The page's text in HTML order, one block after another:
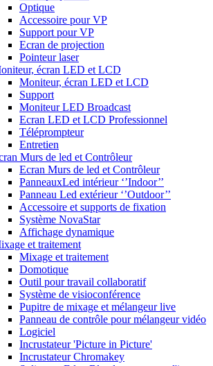
Optique
Accessoire pour VP
Support pour VP
Ecran de projection
Pointeur laser
écran LED et LCD
Moniteur, écran LED et LCD
Support
Moniteur LED Broadcast
Ecran LED et LCD Professionnel
Téléprompteur
Entretien
Murs de led et Contrôleur
Ecran Murs de led et Contrôleur
PanneauxLed intérieur ‘’Indoor’’
Panneau Led extérieur ‘’Outdoor’’
Accessoire et supports de fixation
Système NovaStar
Affichage dynamique
et traitement
Mixage et traitement
Domotique
Outil pour travail collaboratif
Système de visioconférence
Pupitre de mixage et mélangeur live
Panneau de contrôle pour mélangeur vidéo
Logiciel
Incrustateur 'Picture in Picture'
Incrustateur Chromakey